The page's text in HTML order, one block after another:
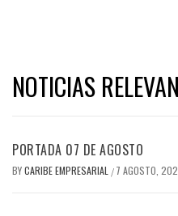
NOTICIAS
PORTADA 07 DE AGOSTO
BYCARIBE EMPRESARIAL / 7 AGOSTO,